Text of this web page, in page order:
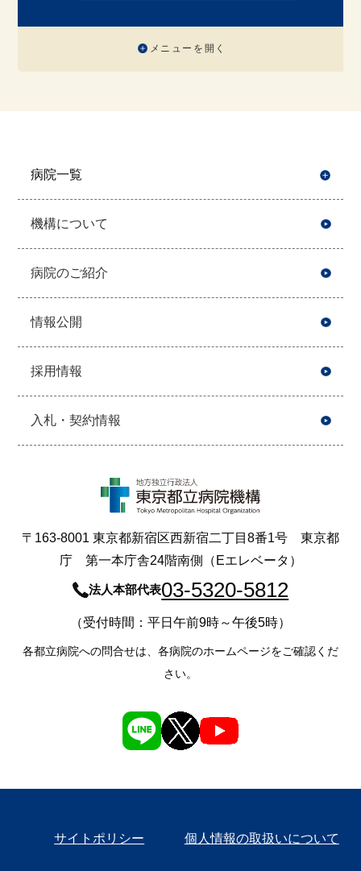
メニューを開く
病院一覧
機構について
病院のご紹介
情報公開
採用情報
入札・契約情報
〒163-8001 東京都新宿区西新宿二丁目8番1号 東京都
庁 第一本庁舎24階南側（Eエレベータ）
法人本部代表03-5320-5812
（受付時間：平日午前9時～午後5時）
各都立病院への問合せは、各病院のホームページをご確認くだ
さい。
サイトポリシー 個人情報の取扱いについて